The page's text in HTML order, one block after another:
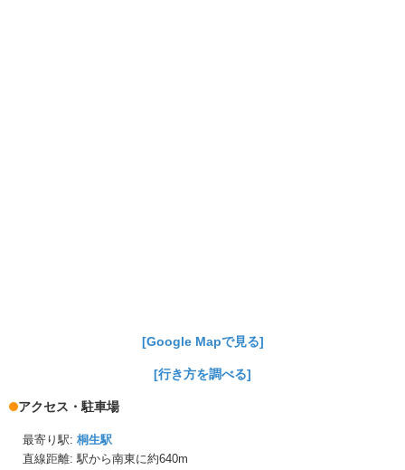
[Google Mapで見る]
[行き方を調べる]
アクセス・駐車場
最寄り駅: 桐生駅
直線距離: 駅から南東に約640m